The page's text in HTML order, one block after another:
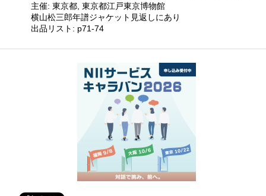
主催: 東京都, 東京都江戸東京博物館
横山松三郎年譜ジャケット見返しにあり
出品リスト: p71-74